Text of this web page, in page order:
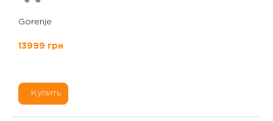
Gorenje
13999 грн
Купить